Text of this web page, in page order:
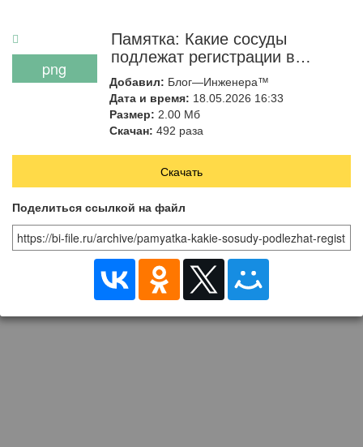
png
Памятка: Какие сосуды
подлежат регистрации в
Ростехнадзоре
Добавил: Блог—Инженера™
Дата и время: 18.05.2026 16:33
Размер: 2.00 Мб
Скачан: 492 раза
Скачать
Поделиться ссылкой на файл